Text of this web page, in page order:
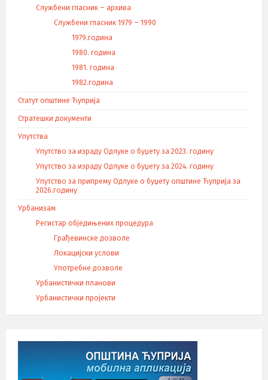
Службени гласник – архива
Службени гласник 1979 – 1990
1979.година
1980. година
1981. година
1982.година
Статут општине Ћуприја
Стратешки документи
Упутства
Упутство за израду Одлуке о буџету за 2023. годину
Упутство за израду Одлуке о буџету за 2024. годину
Упутство за припрему Одлуке о буџету општине Ћуприја за
2026.годину
Урбанизам
Регистар обједињених процедура
Грађевинске дозволе
Локацијски услови
Употребне дозволе
Урбанистички планови
Урбанистички пројекти